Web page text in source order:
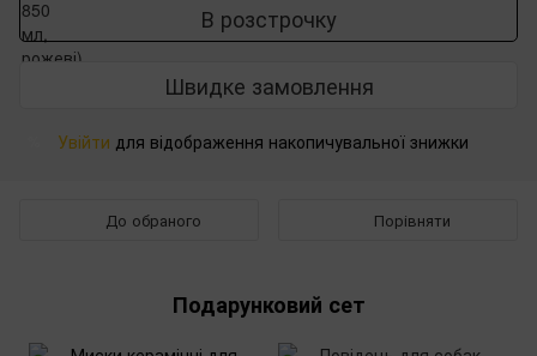
В розстрочку
Швидке замовлення
Увійти для відображення накопичувальної знижки
До обраного Порівняти
Подарунковий сет